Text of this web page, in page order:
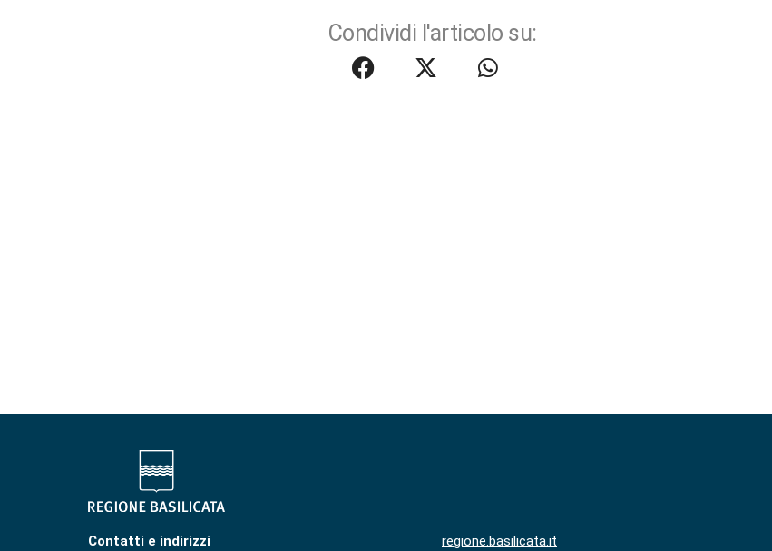
Condividi l'articolo su:
Contatti e indirizzi regione.basilicata.it